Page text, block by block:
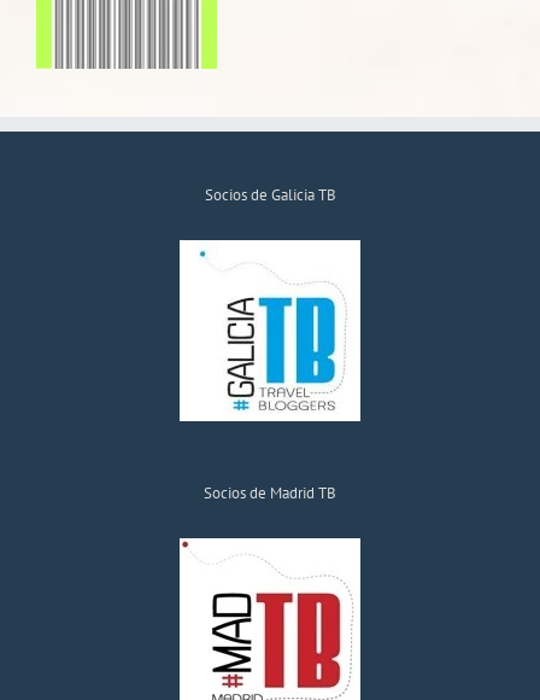
Socios de Galicia TB
Socios de Madrid TB